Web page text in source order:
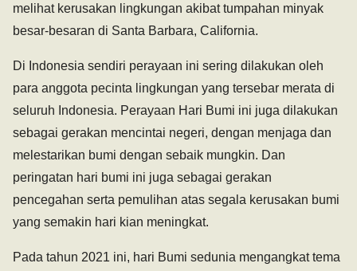
melihat kerusakan lingkungan akibat tumpahan minyak
besar-besaran di Santa Barbara, California.
Di Indonesia sendiri perayaan ini sering dilakukan oleh
para anggota pecinta lingkungan yang tersebar merata di
seluruh Indonesia. Perayaan Hari Bumi ini juga dilakukan
sebagai gerakan mencintai negeri, dengan menjaga dan
melestarikan bumi dengan sebaik mungkin. Dan
peringatan hari bumi ini juga sebagai gerakan
pencegahan serta pemulihan atas segala kerusakan bumi
yang semakin hari kian meningkat.
Pada tahun 2021 ini, hari Bumi sedunia mengangkat tema